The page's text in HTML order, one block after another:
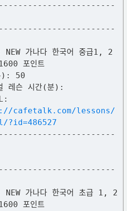
NEW 가나다 한국어 중급1, 2
포인트
): 50
레슨 시간(분):
cafetalk.com/lessons/
?id=486527
NEW 가나다 한국어 초급 1, 2
포인트